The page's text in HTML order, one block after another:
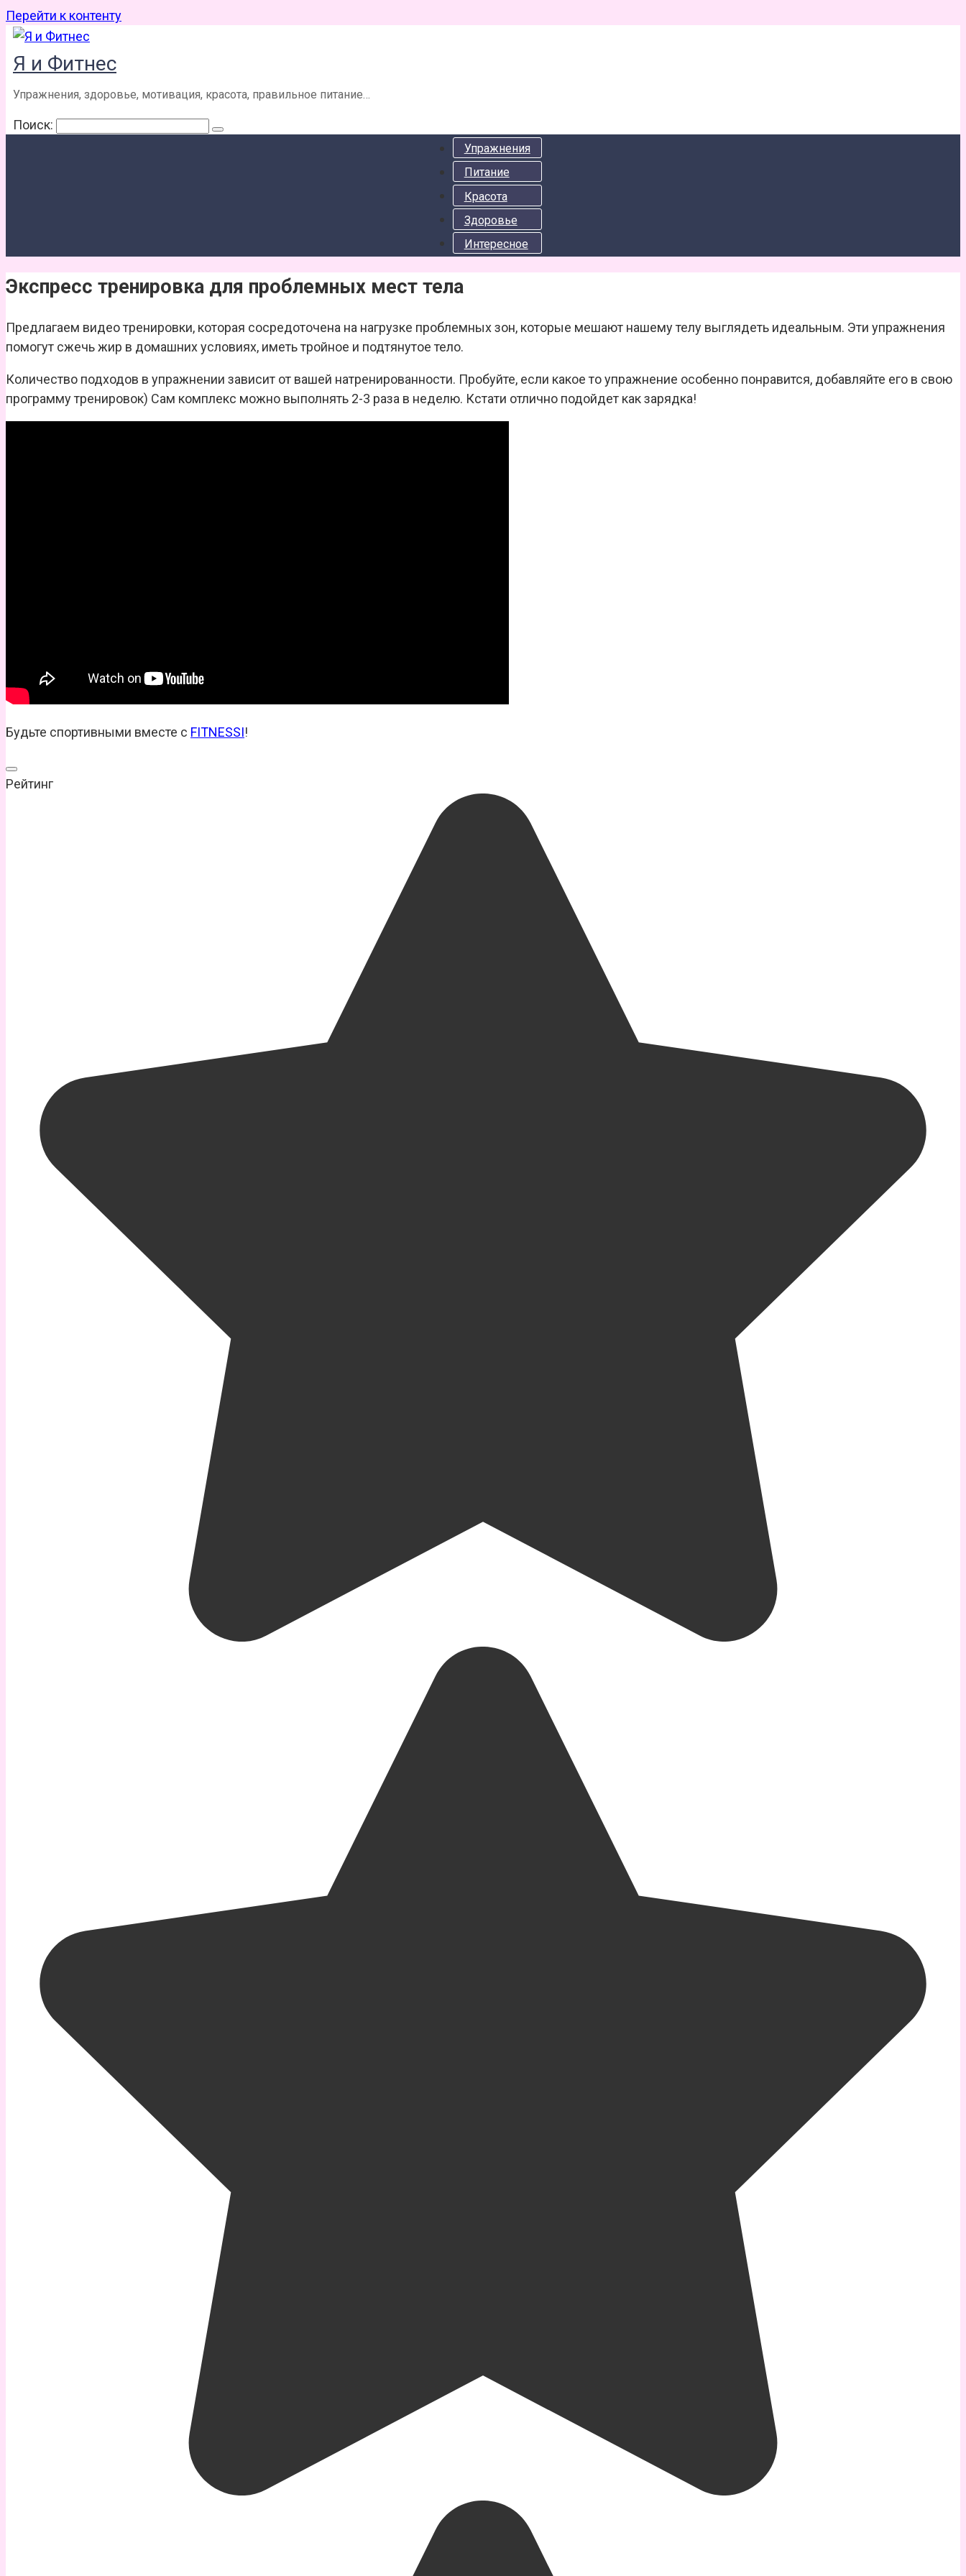
Перейти к контенту
Я и Фитнес
Упражнения, здоровье, мотивация, красота, правильное питание…
Поиск:
Упражнения
Питание
Красота
Здоровье
Интересное
Экспресс тренировка для проблемных мест тела
Предлагаем видео тренировки, которая сосредоточена на нагрузке проблемных зон, которые мешают нашему телу выглядеть идеальным. Эти упражнения
помогут сжечь жир в домашних условиях, иметь тройное и подтянутое тело.
Количество подходов в упражнении зависит от вашей натренированности. Пробуйте, если какое то упражнение особенно понравится, добавляйте его в свою
программу тренировок) Сам комплекс можно выполнять 2-3 раза в неделю. Кстати отлично подойдет как зарядка!
Будьте спортивными вместе с FITNESSI!
Рейтинг